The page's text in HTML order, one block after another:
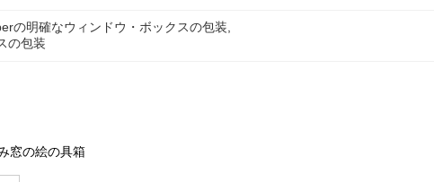
の明確なウィンドウ・ボックスの包装
の包装
窓の絵の具箱